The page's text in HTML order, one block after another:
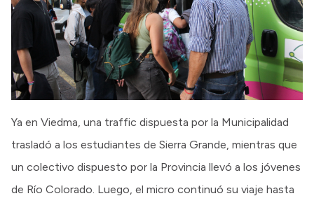
Ya en Viedma, una traffic dispuesta por la Municipalidad
trasladó a los estudiantes de Sierra Grande, mientras que
un colectivo dispuesto por la Provincia llevó a los jóvenes
de Río Colorado. Luego, el micro continuó su viaje hasta